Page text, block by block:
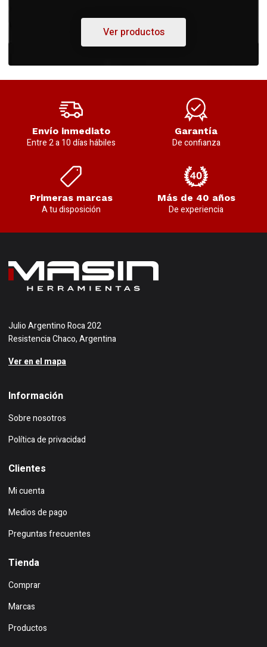
Ver productos
Envío inmediato
Entre 2 a 10 días hábiles
Garantía
De confianza
Primeras marcas
A tu disposición
Más de 40 años
De experiencia
Julio Argentino Roca 202
Resistencia Chaco, Argentina
Ver en el mapa
Información
Sobre nosotros
Política de privacidad
Clientes
Mi cuenta
Medios de pago
Preguntas frecuentes
Tienda
Comprar
Marcas
Productos